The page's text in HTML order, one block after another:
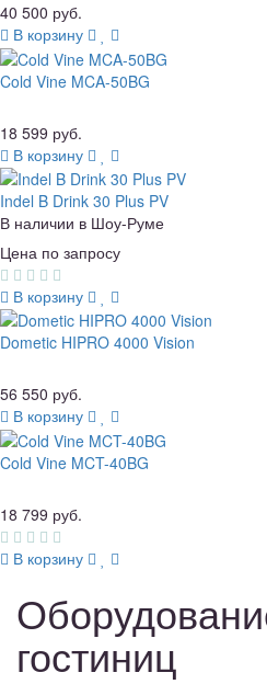
40 500 руб.
В корзину
Cold Vine MCA-50BG
18 599 руб.
В корзину
Indel B Drink 30 Plus PV
В наличии в Шоу-Руме
Цена по запросу
В корзину
Dometic HIPRO 4000 Vision
56 550 руб.
В корзину
Cold Vine MCT-40BG
18 799 руб.
В корзину
гостиниц